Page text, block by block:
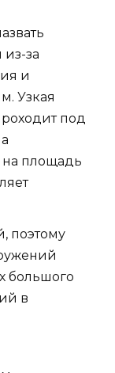
за
и
Узкая
под
на площадь
поэтому
большого
в